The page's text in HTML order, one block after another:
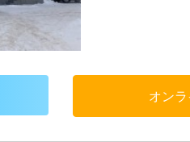
オン